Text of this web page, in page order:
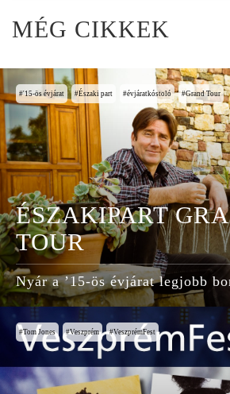
MÉG CIKKEK
'15-ös évjárat Északi part évjáratkóstoló Grand Tour
ÉSZAKIPART
TOUR
Nyár a ’15-ös évjárat legjobb
Tom Jones Veszprém VeszprémFest